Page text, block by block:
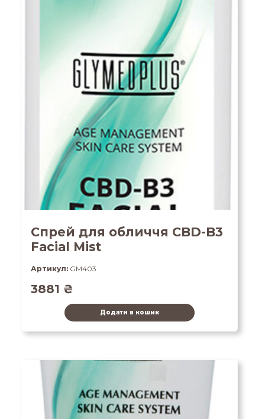
Спрей для обличчя CBD-B3
Facial Mist
Артикул: GM403
3881 ₴
Додати в кошик